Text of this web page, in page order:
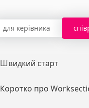
для керівника
Швидкий старт
Коротко про